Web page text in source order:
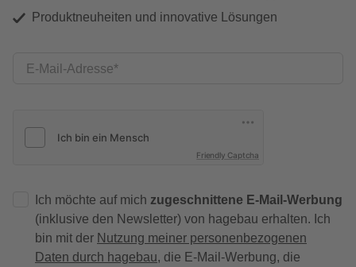
Produktneuheiten und innovative Lösungen
E-Mail-Adresse
Friendly Captcha
Ich möchte auf mich zugeschnittene E-Mail-Werbung
(inklusive den Newsletter) von hagebau erhalten. Ich
bin mit der Nutzung meiner personenbezogenen
Daten durch hagebau, die E-Mail-Werbung, die